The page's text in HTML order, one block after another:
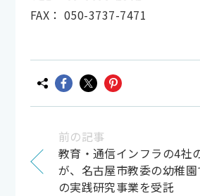
FAX： 050-3737-7471
前の記事
教育・通信インフラの4社
が、名古屋市教委の幼稚
の実践研究事業を受託